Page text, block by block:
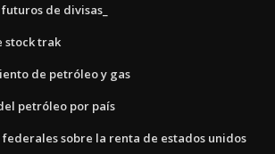
de divisas_
stock trak
de petróleo y gas
petróleo por país
federales sobre la renta de estados unidos